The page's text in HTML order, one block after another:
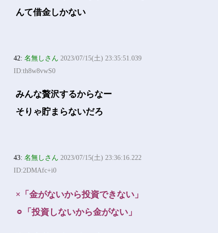
んて借金しかない
42:名無しさん 2023/07/15(土) 23:35:51.039
ID:th8w8vwS0
みんな贅沢するからなー
そりゃ貯まらないだろ
43:名無しさん 2023/07/15(土) 23:36:16.222
ID:2DMAfc+i0
×「金がないから投資できない」
⚪︎「投資しないから金がない」